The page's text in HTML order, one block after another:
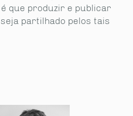
que produzir e publicar
partilhado pelos tais